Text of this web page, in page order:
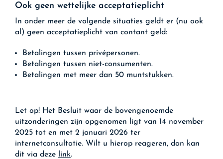
Ook geen wettelijke acceptatieplicht
In onder meer de volgende situaties geldt er (nu ook
al) geen acceptatieplicht van contant geld:
Betalingen tussen privépersonen.
Betalingen tussen niet-consumenten.
Betalingen met meer dan 50 muntstukken.
Let op! Het Besluit waar de bovengenoemde
uitzonderingen zijn opgenomen ligt van 14 november
2025 tot en met 2 januari 2026 ter
internetconsultatie. Wilt u hierop reageren, dan kan
dit via deze
link.